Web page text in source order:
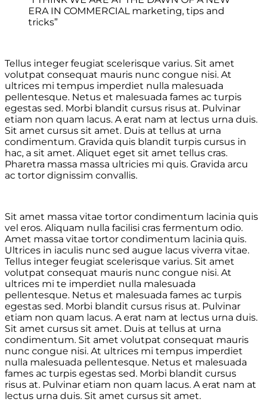
ERA IN COMMERCIAL marketing, tips and
tricks”
Tellus integer feugiat scelerisque varius. Sit amet
volutpat consequat mauris nunc congue nisi. At
ultrices mi tempus imperdiet nulla malesuada
pellentesque. Netus et malesuada fames ac turpis
egestas sed. Morbi blandit cursus risus at. Pulvinar
etiam non quam lacus. A erat nam at lectus urna duis.
Sit amet cursus sit amet. Duis at tellus at urna
condimentum. Gravida quis blandit turpis cursus in
hac, a sit amet. Aliquet eget sit amet tellus cras.
Pharetra massa massa ultricies mi quis. Gravida arcu
ac tortor dignissim convallis.
Sit amet massa vitae tortor condimentum lacinia quis
vel eros. Aliquam nulla facilisi cras fermentum odio.
Amet massa vitae tortor condimentum lacinia quis.
Ultrices in iaculis nunc sed augue lacus viverra vitae.
Tellus integer feugiat scelerisque varius. Sit amet
volutpat consequat mauris nunc congue nisi. At
ultrices mi te imperdiet nulla malesuada
pellentesque. Netus et malesuada fames ac turpis
egestas sed. Morbi blandit cursus risus at. Pulvinar
etiam non quam lacus. A erat nam at lectus urna duis.
Sit amet cursus sit amet. Duis at tellus at urna
condimentum. Sit amet volutpat consequat mauris
nunc congue nisi. At ultrices mi tempus imperdiet
nulla malesuada pellentesque. Netus et malesuada
fames ac turpis egestas sed. Morbi blandit cursus
risus at. Pulvinar etiam non quam lacus. A erat nam at
lectus urna duis. Sit amet cursus sit amet.